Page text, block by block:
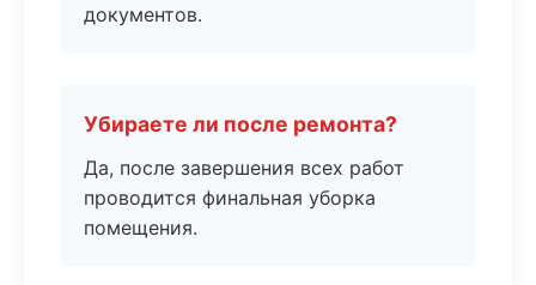
документов.
Убираете ли после ремонта?
Да, после завершения всех работ
проводится финальная уборка
помещения.